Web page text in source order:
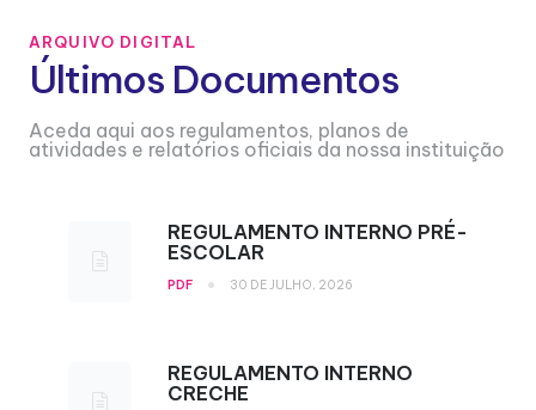
ARQUIVO DIGITAL
Últimos Documentos
Aceda aqui aos regulamentos, planos de
atividades e relatórios oficiais da nossa instituição
REGULAMENTO INTERNO PRÉ-
ESCOLAR
PDF • 30 DE JULHO, 2026
REGULAMENTO INTERNO
CRECHE